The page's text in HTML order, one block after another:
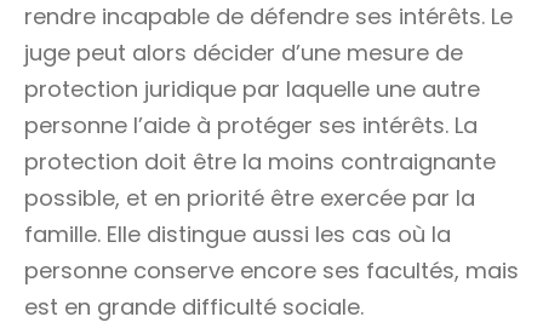
rendre incapable de défendre ses intérêts. Le
juge peut alors décider d’une mesure de
protection juridique par laquelle une autre
personne l’aide à protéger ses intérêts. La
protection doit être la moins contraignante
possible, et en priorité être exercée par la
famille. Elle distingue aussi les cas où la
personne conserve encore ses facultés, mais
est en grande difficulté sociale.